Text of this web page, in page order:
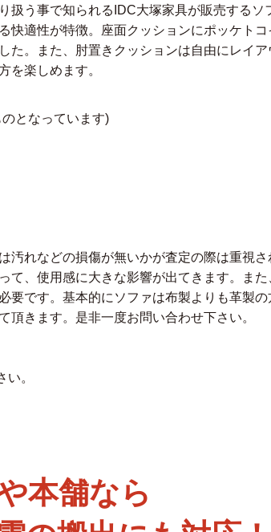
う事で知られるIDC大塚家具が販売するソ
適性が特徴。座面クッションにポッケト
。また、肘置きクッションは自由にレイ
を楽しめます。
となっています)
れなどの損傷が無いかが査定の際は重視
、使用感に大きな影響が出てきます。ま
です。基本的にソファは布製よりも革製
きます。是非一度お問い合わせ下さい。
。
本舗なら